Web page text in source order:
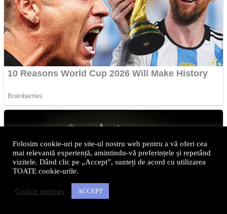
Folosim cookie-uri pe site-ul nostru web pentru a vă oferi cea
mai relevantă experiență, amintindu-vă preferințele și repetând
vizitele. Dând clic pe „Accept”, sunteți de acord cu utilizarea
TOATE cookie-urile.
Cookie settings ACCEPT